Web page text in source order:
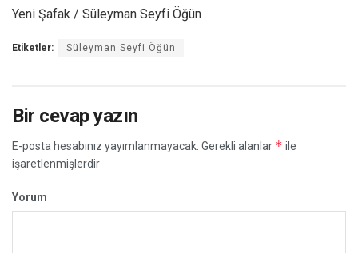
Yeni Şafak / Süleyman Seyfi Öğün
Etiketler: Süleyman Seyfi Öğün
Bir cevap yazın
E-posta hesabınız yayımlanmayacak. Gerekli alanlar * ile
işaretlenmişlerdir
Yorum